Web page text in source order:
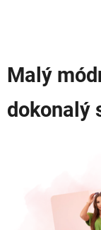
Malý
dokonalý